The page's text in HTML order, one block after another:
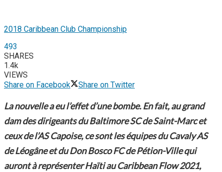
2018 Caribbean Club Championship
493
SHARES
1.4k
VIEWS
Share on Facebook
Share on Twitter
La nouvelle a eu l’effet d’une bombe. En fait, au grand
dam des dirigeants du Baltimore SC de Saint-Marc et
ceux de l’AS Capoise, ce sont les équipes du Cavaly AS
de Léogâne et du Don Bosco FC de Pétion-Ville qui
auront à représenter Haïti au Caribbean Flow 2021,